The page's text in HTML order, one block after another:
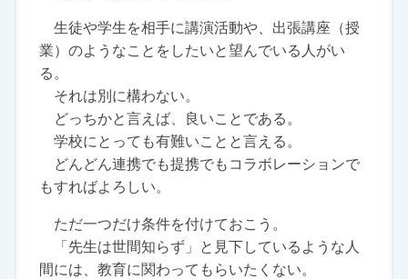
生徒や学生を相手に講演活動や、出張講座（授
業）のようなことをしたいと望んでいる人がい
る。
それは別に構わない。
どっちかと言えば、良いことである。
学校にとっても有難いことと言える。
どんどん連携でも提携でもコラボレーションで
もすればよろしい。
ただ一つだけ条件を付けておこう。
「先生は世間知らず」と見下しているような人
間には、教育に関わってもらいたくない。